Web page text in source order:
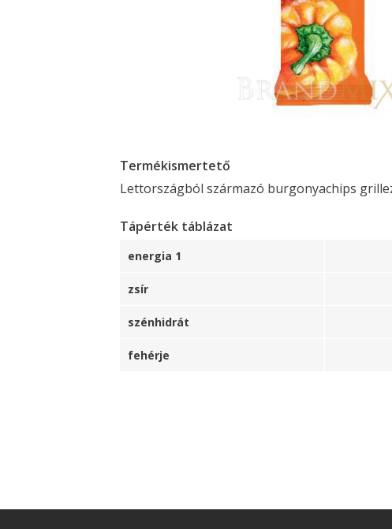
Termékismertető
Lettországból származó burgonyachips
Tápérték táblázat
energia 1
zsír
szénhidrát
fehérje